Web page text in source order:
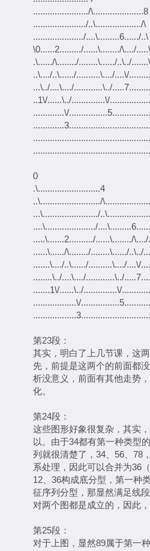
......................./\.....................8
....................../..\.................../\
...................../....\.........6....../..\
\0......2........./......\......../\..../.....\
.\....../\......../........\....../..\../.......\
..\..../..\....../..........\..../....\/
...\../....\..../............\../
..1\/......\../..............\/
.............\/
0
.\..........................4
..\........................./
...\......................./
....\...................../
.....\.......2........../......\......../
......\....../\......../........\....../..\../
.......\..../..\....../..........\..../....\/
........\../....\..../............\../
.......1\/......\../..............\/
..................\/
第23段：
其实，明白了上几节课，这
先，前提是这两个的前面都
析没意义，前面有其他走势
化。
第24段：
这些图形好象很复杂，其实
以。由于34都有第一种类型
列就很清楚了，34、56、78
系处理，因此可以合并为36
12、36构成底分型，第一种
征序列分型，那显然满足线
对两个图都是成立的，因此
第25段：
对于上图，显然89属于第一